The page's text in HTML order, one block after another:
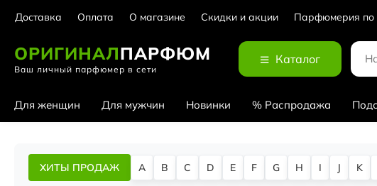
Доставка Оплата О магазине Скидки и акции Парфюмерия по
ОРИГИНАЛПАРФЮМ
Ваш личный парфюмер в сети
Каталог
Для женщин Для мужчин Новинки % Распродажа
ХИТЫ ПРОДАЖ A B C D E F G H I J K